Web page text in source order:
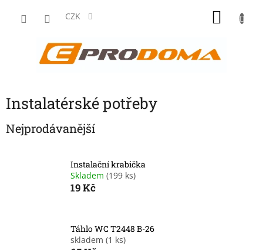
CZK
Instalatérské potřeby
Nejprodávanější
Instalační krabička
Skladem (199 ks)
19 Kč
Táhlo WC T2448 B-26
skladem (1 ks)